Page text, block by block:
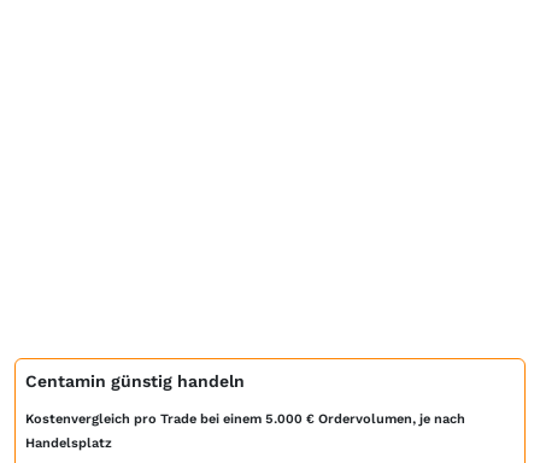
Centamin günstig handeln
Kostenvergleich pro Trade bei einem 5.000 € Ordervolumen, je nach
Handelsplatz